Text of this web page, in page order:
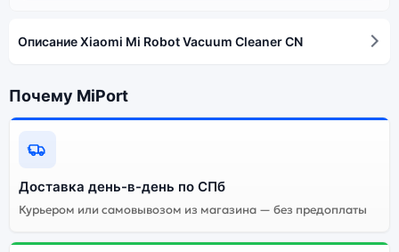
Описание Xiaomi Mi Robot Vacuum Cleaner CN
Почему MiPort
Доставка день-в-день по СПб
Курьером или самовывозом из магазина — без предоплаты